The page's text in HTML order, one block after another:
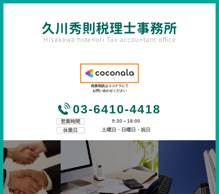
税務相談はココナラにて
お問い合わせください
03-6410-4418
営業時間
9:30～18:00
休業日
土曜日・日曜日・祝日